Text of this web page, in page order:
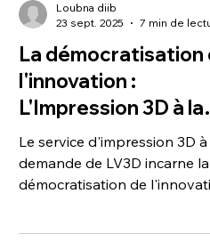
La démocratisation
l'innovation :
L'Impression 3D à la
Demande chez
service pour les
créateurs.
Le service d'impression 3D à
demande de LV3D incarne la
démocratisation de
Loubna diib
23 sept. 2025
7 min de